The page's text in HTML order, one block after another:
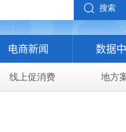
搜索
电商新闻 数据
线上促消费 地方